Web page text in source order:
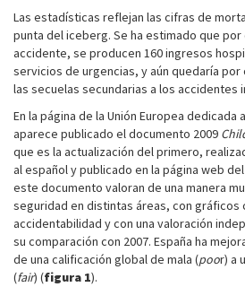
Las estadísticas reflejan las cifras de
punta del iceberg. Se ha estimado que
accidente, se producen 160 ingresos
servicios de urgencias, y aún quedaría
las secuelas secundarias a los accidentes
En la página de la Unión Europea dedicada
aparece publicado el documento 2009
que es la actualización del primero,
al español y publicado en la página web
este documento valoran de una manera
seguridad en distintas áreas, con gráficos
accidentabilidad y con una valoración
su comparación con 2007. España ha
de una calificación global de mala (poor) a
(fair) (figura 1).